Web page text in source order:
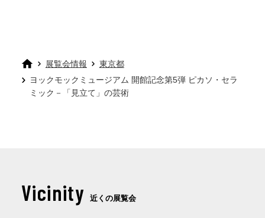
展覧会情報
東京都
ヨックモックミュージアム 開館記念第5弾 ピカソ・セラ
ミック－「見立て」の芸術
Vicinity 近くの展覧会